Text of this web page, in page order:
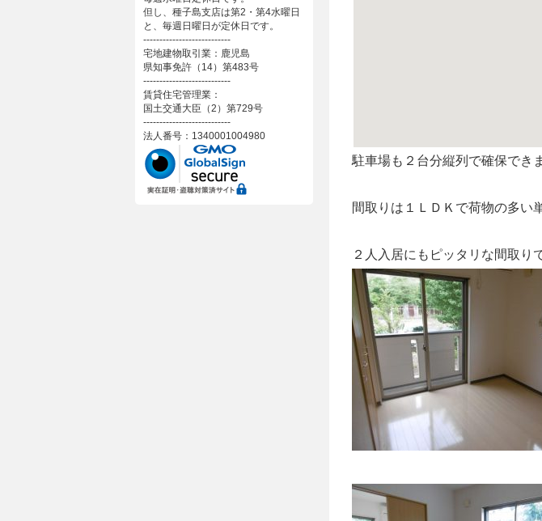
駐車場も２台分縦列で確保でき
間取りは１ＬＤＫで荷物の多い
２人入居にもピッタリな間取り
但し、種子島支店は第2・第4水曜日
と、毎週日曜日が定休日です。
---------------------------
宅地建物取引業：鹿児島
県知事免許（14）第483号
---------------------------
賃貸住宅管理業：
国土交通大臣（2）第729号
---------------------------
法人番号：1340001004980